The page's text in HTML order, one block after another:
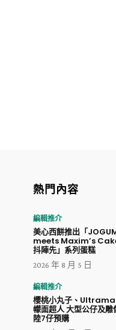
熱門內容
編輯推介
美心西餅推出「
meets Maxim’s
抖陣先」系列蛋糕
2026 年 8 月 5 日
編輯推介
櫻桃小丸子、
幪面超人 大型公仔及雕
陸7仔預購